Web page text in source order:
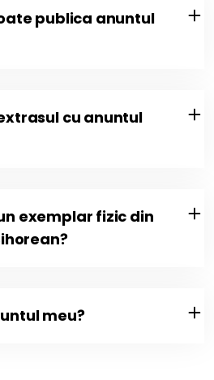
publica anuntul
cu anuntul
exemplar fizic din
meu?